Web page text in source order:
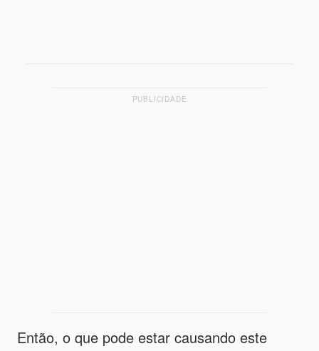
PUBLICIDADE
Então, o que pode estar causando este